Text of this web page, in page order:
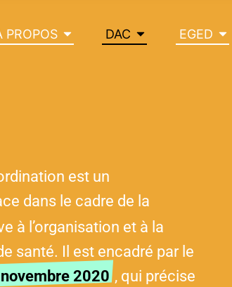
PROPOS DAC EGED
est un
dans le cadre de la
à l’organisation et à la
santé. Il est encadré par le
2020 , qui précise